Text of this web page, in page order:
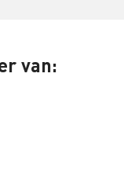
van: